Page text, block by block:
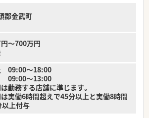
ており、様々なライフイベントがある方も働きや
得率も男性30％、女性98％と高い水準で取得で
得率も73.4％と高く、心身ともに健康な状態で勤
す。※日本の平均有給取得率：56.6％
ャーが各メンバーの割り当て数やコンディショ
おり、偏りがないようにバランスを取っておりま
郡金武町
～700万円
09:00～18:00
～13:00
勤務する店舗に準じます。
実働6時間超えで45分以上と実働8時間
上付与